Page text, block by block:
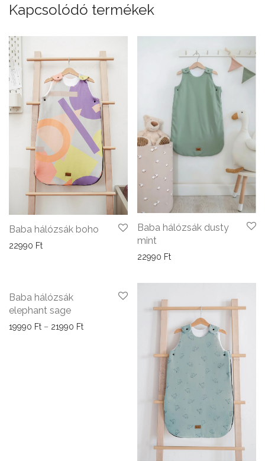
Kapcsolódó termékek
Baba hálózsák boho
22990 Ft
Baba hálózsák dusty
mint
22990 Ft
Baba hálózsák
elephant sage
19990 Ft – 21990 FtÁrtartomány: 19990 Ft - 21990 Ft